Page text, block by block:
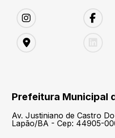
Prefeitura Municipal
Av. Justiniano de Castro
Lapão/BA - Cep: 44905-